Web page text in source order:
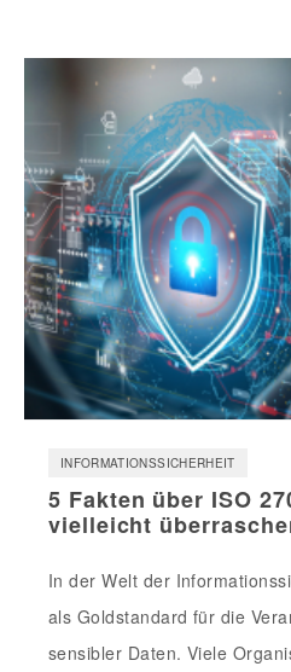
INFORMATIONSSICHERHEIT
5 Fakten über ISO
vielleicht
In der Welt der
als Goldstandard für die
sensibler Daten. Viele